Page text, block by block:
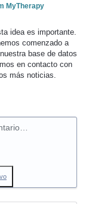
MyTherapy
idea es importante.
comenzado a
base de datos
en contacto con
más noticias.